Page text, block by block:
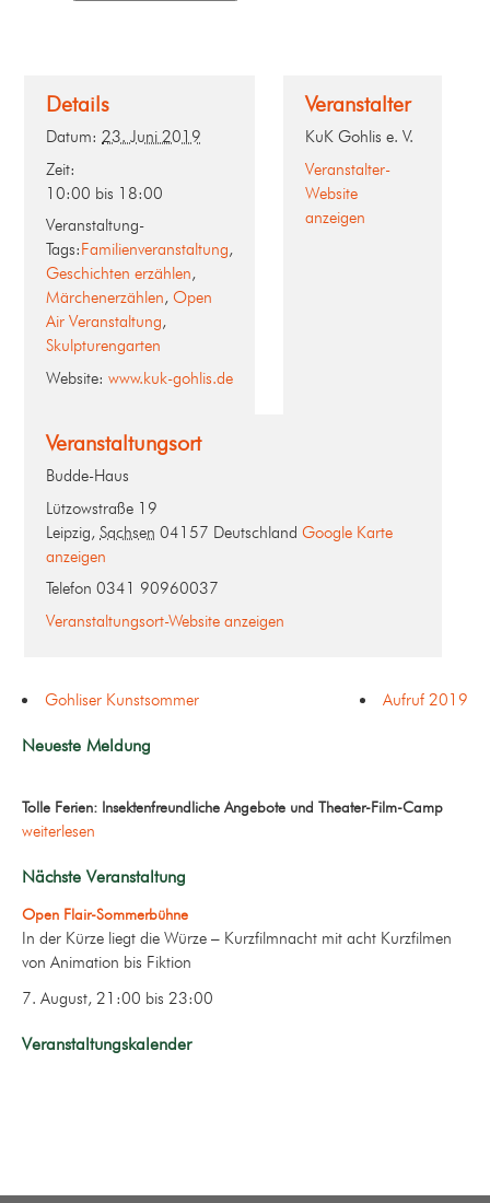
Details
Datum: 23. Juni 2019
Zeit:
10:00 bis 18:00
Veranstaltung-
Tags:Familienveranstaltung,
Geschichten erzählen,
Märchenerzählen, Open
Air Veranstaltung,
Skulpturengarten
Website: www.kuk-gohlis.de
Veranstaltungsort
Budde-Haus
Lützowstraße 19
Leipzig, Sachsen 04157 Deutschland Google Karte
anzeigen
Telefon 0341 90960037
Veranstaltungsort-Website anzeigen
Veranstalter
KuK Gohlis e. V.
Veranstalter-
Website
anzeigen
Gohliser Kunstsommer Aufruf 2019
Neueste Meldung
Tolle Ferien: Insektenfreundliche Angebote und Theater-Film-Camp
weiterlesen
Nächste Veranstaltung
Open Flair-Sommerbühne
In der Kürze liegt die Würze – Kurzfilmnacht mit acht Kurzfilmen
von Animation bis Fiktion
7. August, 21:00 bis 23:00
Veranstaltungskalender